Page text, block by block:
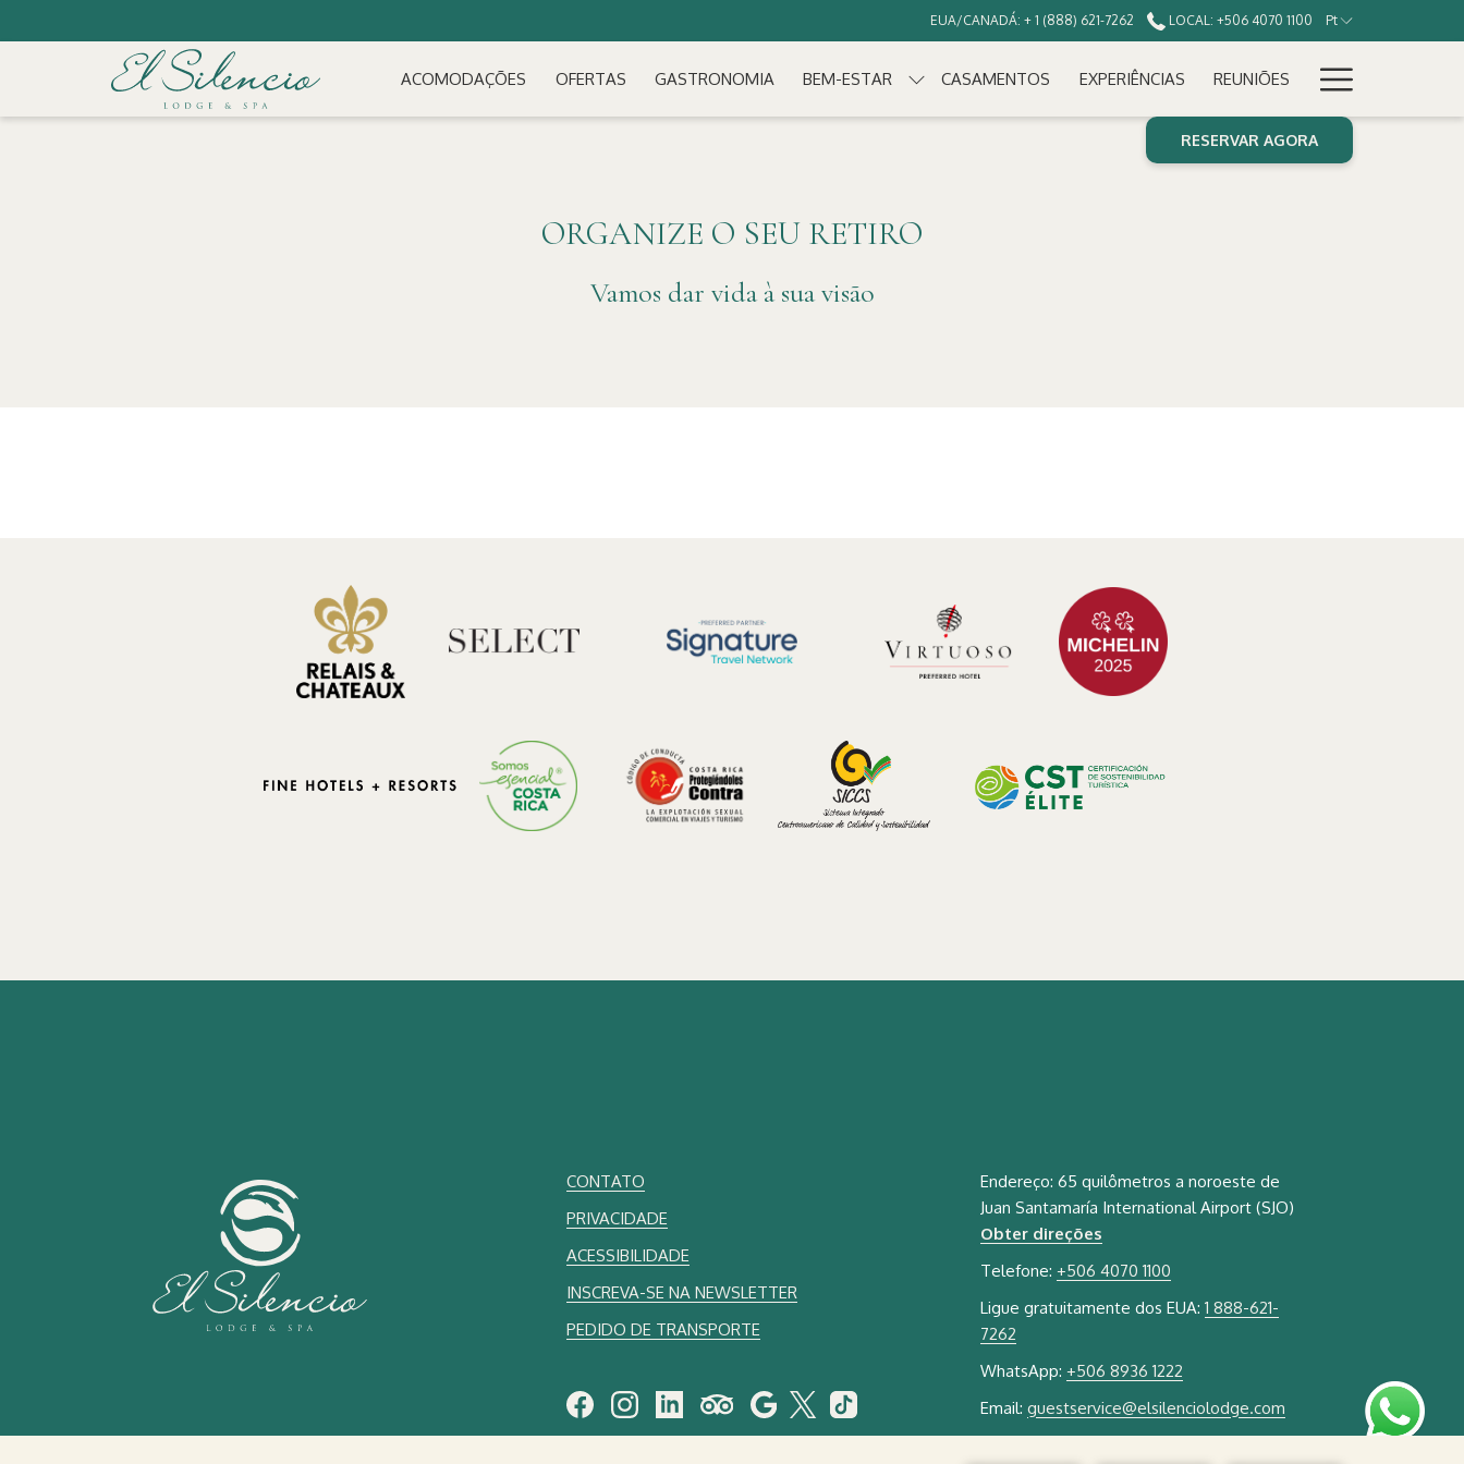
EUA/CANADÁ: + 1 (888) 621-7262 LOCAL: +506 4070 1100 Pt
ACOMODAÇÕES OFERTAS GASTRONOMIA BEM-ESTAR CASAMENTOS EXPERIÊNCIAS REUNIÕES
Menu
RESERVAR AGORA
ORGANIZE O SEU RETIRO
Vamos dar vida à sua visão
CONTATO
PRIVACIDADE
ACESSIBILIDADE
INSCREVA-SE NA NEWSLETTER
PEDIDO DE TRANSPORTE
Endereço: 65 quilômetros a noroeste de
Juan Santamaría International Airport (SJO)
Obter direções
Telefone: +506 4070 1100
Ligue gratuitamente dos EUA: 1 888-621-
7262
WhatsApp: +506 8936 1222
Email: guestservice@elsilenciolodge.com